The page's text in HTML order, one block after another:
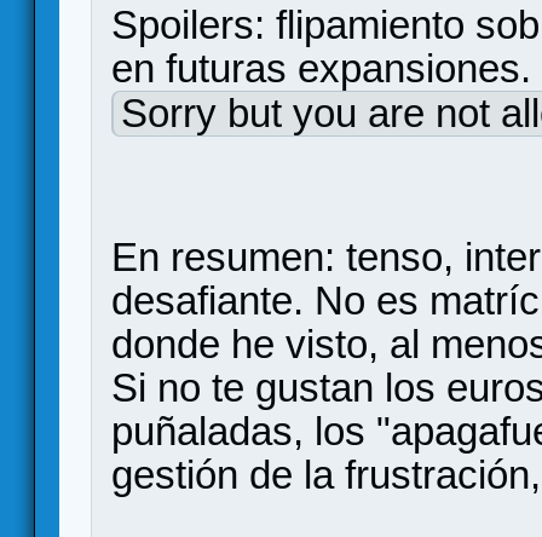
Spoilers: flipamiento
en futuras expansiones.
Sorry but you are not
En resumen: tenso,
desafiante. No es
donde he visto, al
Si no te gustan los
puñaladas, los
gestión de la